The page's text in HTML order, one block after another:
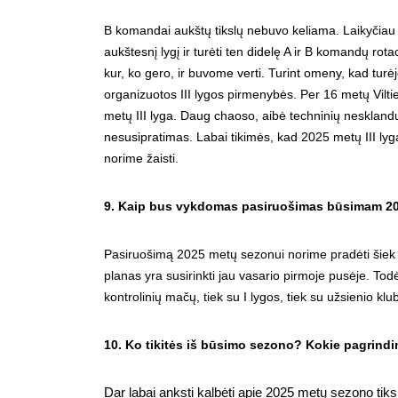
B komandai aukštų tikslų nebuvo keliama.
aukštesnį lygį ir turėti ten didelę A ir B komandų
kur, ko gero, ir buvome verti. Turint omeny, kad
organizuotos III lygos pirmenybės. Per 16 metų
metų III lyga. Daug chaoso, aibė techninių
nesusipratimas. Labai tikimės, kad 2025 metų III
norime žaisti.
9. Kaip bus vykdomas pasiruošimas būsimam
Pasiruošimą 2025 metų sezonui norime pradėti
planas yra susirinkti jau vasario pirmoje pusėje.
kontrolinių mačų, tiek su I lygos, tiek su užsienio
10. Ko tikitės iš būsimo sezono? Kokie
Dar labai anksti kalbėti apie 2025 metų sezono